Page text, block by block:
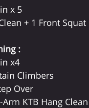
x 5
+ 1 Front Squat
:
x4
Climbers
Over
KTB Hang